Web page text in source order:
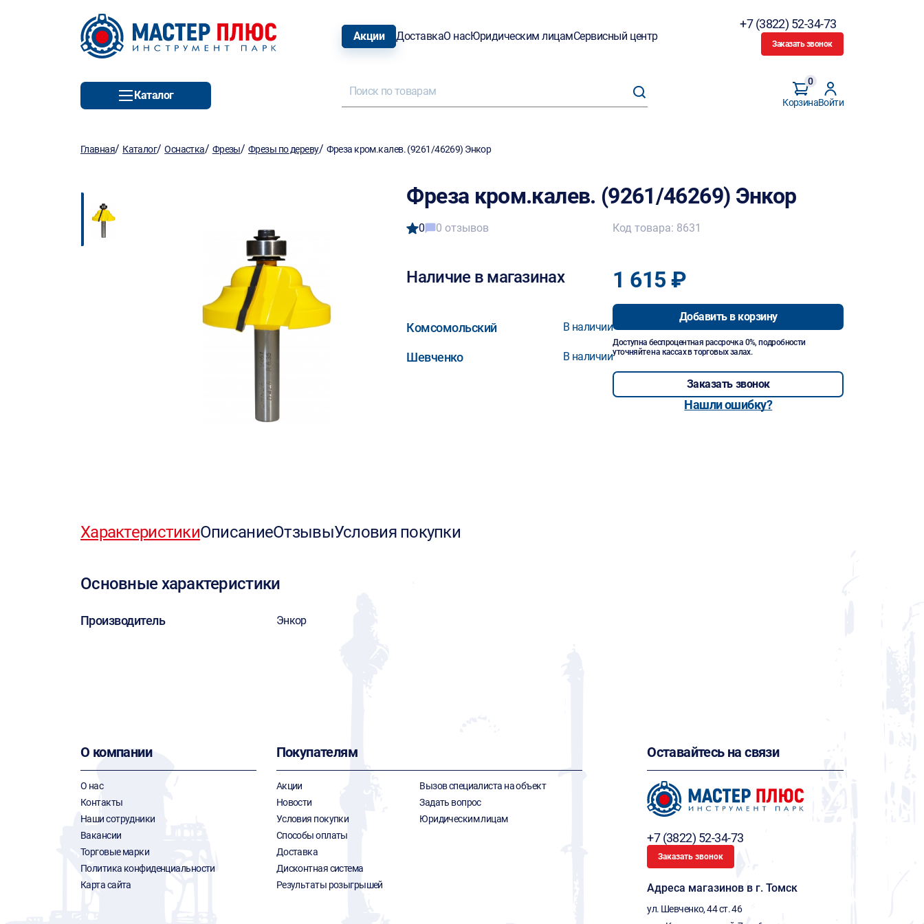
Акции ДоставкаО насЮридическим лицамСервисный центр
+7 (3822) 52-34-73
Заказать звонок
Каталог
Корзина
0
Войти
Главная/ Каталог/Оснастка/ Фрезы/ Фрезы по дереву/ Фреза кром.калев. (9261/46269) Энкор
Фреза кром.калев. (9261/46269) Энкор
0 0 отзывов
Наличие в магазинах
Комсомольский В наличии
Шевченко В наличии
Код товара: 8631
1 615 ₽
Добавить в корзину
Доступна беспроцентная рассрочка 0%, подробности
уточняйте на кассах в торговых залах.
Заказать звонок
Нашли ошибку?
ХарактеристикиОписаниеОтзывыУсловия покупки
Основные характеристики
Производитель Энкор
О компании
О нас
Контакты
Наши сотрудники
Вакансии
Торговые марки
Политика конфиденциальности
Карта сайта
Покупателям
Акции
Новости
Условия покупки
Способы оплаты
Доставка
Дисконтная система
Результаты розыгрышей
Вызов специалиста на объект
Задать вопрос
Юридическим лицам
Оставайтесь на связи
+7 (3822) 52-34-73
Заказать звонок
Адреса магазинов в г. Томск
ул. Шевченко, 44 ст. 46